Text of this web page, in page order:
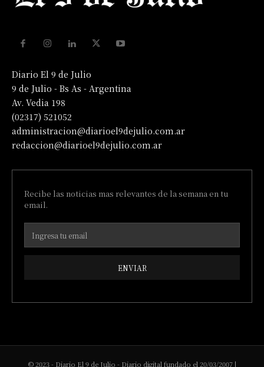
Diario El 9 de Julio
9 de Julio - Bs As - Argentina
Av. Vedia 198
(02317) 521052
administracion@diarioel9dejulio.com.ar
redaccion@diarioel9dejulio.com.ar
Recibe las noticias mas relevantes de la semana en tu
email.
ENVIAR
© 2023 - Diario El 9 de Julio - Diario digital fundado el 20/03/2007 |